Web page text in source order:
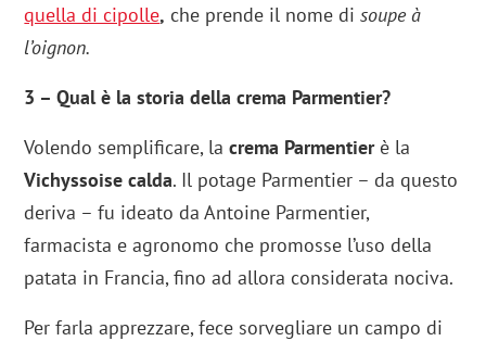
quella di cipolle, che prende il nome disoupe à
l’oignon.
3 – Qual è la storia della crema Parmentier?
Volendo semplificare, lacrema Parmentierè la
Vichyssoise calda. Il potage Parmentier – da questo
deriva – fu ideato da Antoine Parmentier,
farmacista e agronomo che promosse l’uso della
patata in Francia, fino ad allora considerata nociva.
Per farla apprezzare, fece sorvegliare un campo di